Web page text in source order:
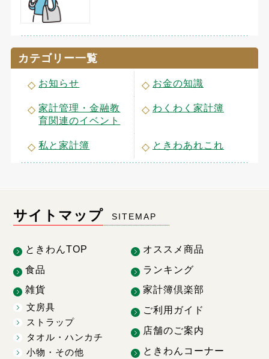
カテゴリー一覧
お知らせ お金の知識
家計管理・金融教
育関連のイベント
わくわく家計簿
私と家計簿 ときわあれこれ
サイトマップ SITEMAP
ときわんTOP
食品
雑貨
文房具
ストラップ
タオル・ハンカチ
小物・その他
オススメ商品
ランキング
家計簿倶楽部
ご利用ガイド
店舗のご案内
ときわんコーナー